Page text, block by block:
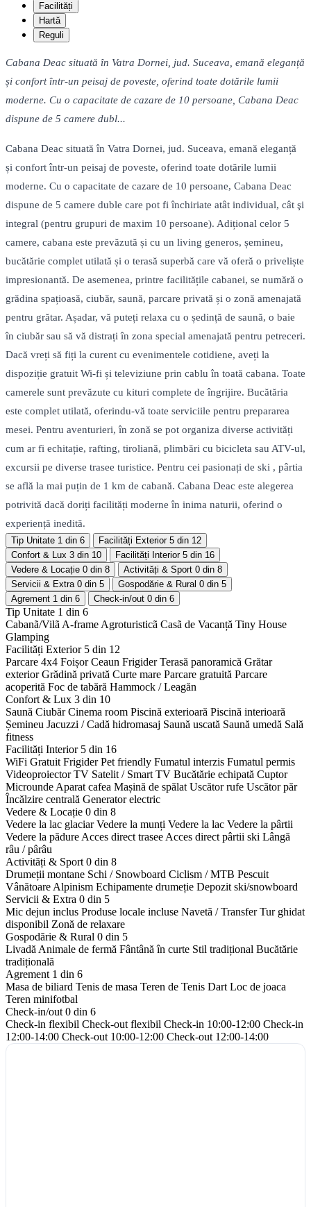
Facilități
Hartă
Reguli
Cabana Deac situată în Vatra Dornei, jud. Suceava, emană eleganță
și confort într-un peisaj de poveste, oferind toate dotările lumii
moderne. Cu o capacitate de cazare de 10 persoane, Cabana Deac
dispune de 5 camere dubl...
Cabana Deac situată în Vatra Dornei, jud. Suceava, emană eleganță
și confort într-un peisaj de poveste, oferind toate dotările lumii
moderne. Cu o capacitate de cazare de 10 persoane, Cabana Deac
dispune de 5 camere duble care pot fi închiriate atât individual, cât şi
integral (pentru grupuri de maxim 10 persoane). Adițional celor 5
camere, cabana este prevăzută și cu un living generos, șemineu,
bucătărie complet utilată și o terasă superbă care vă oferă o priveliște
impresionantă. De asemenea, printre facilitățile cabanei, se numără o
grădina spațioasă, ciubăr, saună, parcare privată și o zonă amenajată
pentru grătar. Așadar, vă puteți relaxa cu o ședință de saună, o baie
în ciubăr sau să vă distrați în zona special amenajată pentru petreceri.
Dacă vreți să fiți la curent cu evenimentele cotidiene, aveți la
dispoziție gratuit Wi-fi și televiziune prin cablu în toată cabana. Toate
camerele sunt prevăzute cu kituri complete de îngrijire. Bucătăria
este complet utilată, oferindu-vă toate serviciile pentru prepararea
mesei. Pentru aventurieri, în zonă se pot organiza diverse activități
cum ar fi echitație, rafting, tiroliană, plimbări cu bicicleta sau ATV-ul,
excursii pe diverse trasee turistice. Pentru cei pasionați de ski , pârtia
se află la mai puțin de 1 km de cabană. Cabana Deac este alegerea
potrivită dacă doriți facilități moderne în inima naturii, oferind o
experiență inedită.
Tip Unitate 1 din 6 Facilități Exterior 5 din 12
Confort & Lux 3 din 10 Facilități Interior 5 din 16
Vedere & Locație 0 din 8 Activități & Sport 0 din 8
Servicii & Extra 0 din 5 Gospodărie & Rural 0 din 5
Agrement 1 din 6 Check-in/out 0 din 6
Tip Unitate 1 din 6
Cabanã/Vilã A-frame Agroturisticã Casã de Vacanță Tiny House
Glamping
Facilități Exterior 5 din 12
Parcare 4x4 Foișor Ceaun Frigider Terasă panoramică Grătar
exterior Grădină privată Curte mare Parcare gratuită Parcare
acoperită Foc de tabără Hammock / Leagăn
Confort & Lux 3 din 10
Saună Ciubăr Cinema room Piscină exterioară Piscină interioară
Șemineu Jacuzzi / Cadă hidromasaj Saună uscată Saună umedă Sală
fitness
Facilități Interior 5 din 16
WiFi Gratuit Frigider Pet friendly Fumatul interzis Fumatul permis
Videoproiector TV Satelit / Smart TV Bucătărie echipată Cuptor
Microunde Aparat cafea Mașină de spălat Uscător rufe Uscător păr
Încălzire centrală Generator electric
Vedere & Locație 0 din 8
Vedere la lac glaciar Vedere la munți Vedere la lac Vedere la pârtii
Vedere la pădure Acces direct trasee Acces direct pârtii ski Lângă
râu / pârâu
Activități & Sport 0 din 8
Drumeții montane Schi / Snowboard Ciclism / MTB Pescuit
Vânătoare Alpinism Echipamente drumeție Depozit ski/snowboard
Servicii & Extra 0 din 5
Mic dejun inclus Produse locale incluse Navetă / Transfer Tur ghidat
disponibil Zonă de relaxare
Gospodărie & Rural 0 din 5
Livadă Animale de fermă Fântână în curte Stil tradițional Bucătărie
tradițională
Agrement 1 din 6
Masa de biliard Tenis de masa Teren de Tenis Dart Loc de joaca
Teren minifotbal
Check-in/out 0 din 6
Check-in flexibil Check-out flexibil Check-in 10:00-12:00 Check-in
12:00-14:00 Check-out 10:00-12:00 Check-out 12:00-14:00